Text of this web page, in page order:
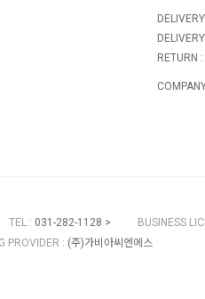
RETURN :
TEL : 031-282-1128 BUSINESS
PROVIDER : (주)가비아씨엔에스